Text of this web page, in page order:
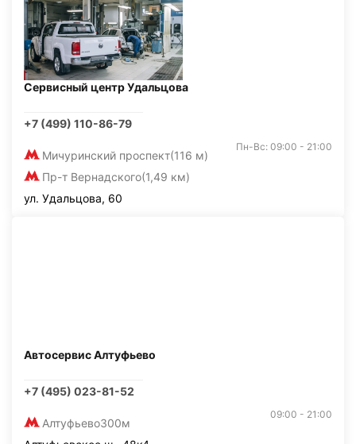
Сервисный центр Удальцова
+7 (499) 110-86-79
Мичуринский проспект(116 м)
Пр-т Вернадского(1,49 км)
Пн-Вс: 09:00 - 21:00
ул. Удальцова, 60
Автосервис Алтуфьево
+7 (495) 023-81-52
Алтуфьево300м
09:00 - 21:00